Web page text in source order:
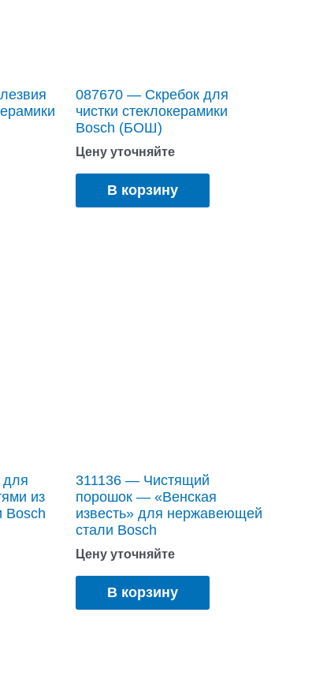
087670 — Скребок для
чистки стеклокерамики
Bosch (БОШ)
Цену уточняйте
В корзину
из
Bosch
311136 — Чистящий
порошок — «Венская
известь» для нержавеющей
стали Bosch
Цену уточняйте
В корзину